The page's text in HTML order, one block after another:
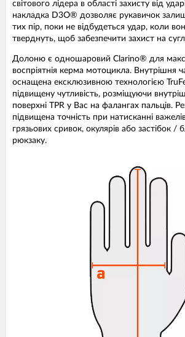
світового лідера в області захисту від
накладка D3O® дозволяє рукавичок
тих пір, поки не відбудеться удар, коли
тверднуть, щоб забезпечити захист на
Долоню є одношаровий Clarino® для
воспріятнія керма мотоцикла. Внутрішня
оснащена ексклюзивною технологією
підвищену чутливість, розміщуючи
поверхні TPR у Вас на фалангах пальців.
підвищена точність при натисканні
грязьових сривок, окулярів або застібок /
рюкзаку.